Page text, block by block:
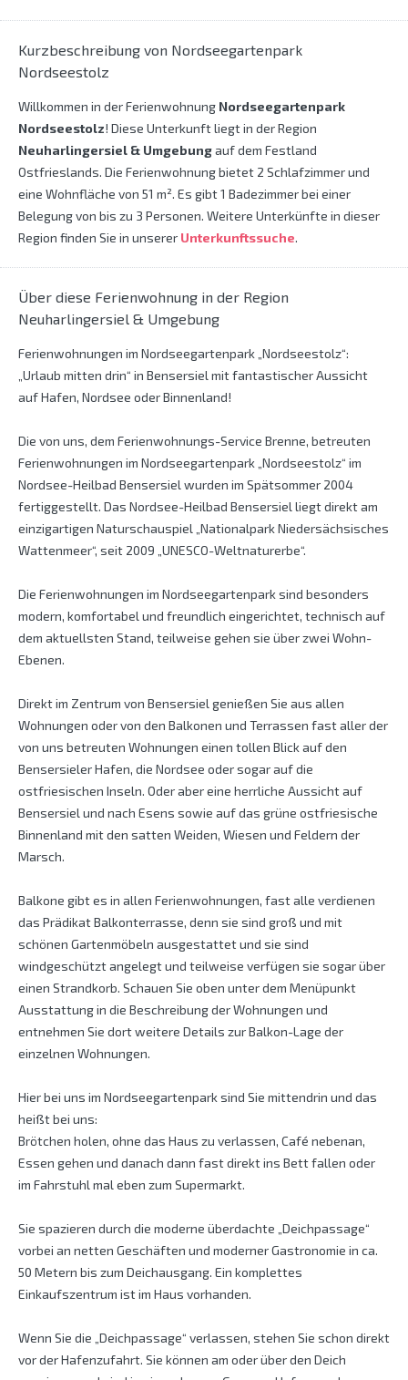
Kurzbeschreibung von Nordseegartenpark
Nordseestolz
Willkommen in der Ferienwohnung Nordseegartenpark
Nordseestolz! Diese Unterkunft liegt in der Region
Neuharlingersiel & Umgebungauf dem Festland
Ostfrieslands. Die Ferienwohnung bietet 2 Schlafzimmer und
eine Wohnfläche von 51 m². Es gibt 1 Badezimmer bei einer
Belegung von bis zu 3 Personen. Weitere Unterkünfte in dieser
Region finden Sie in unserer Unterkunftssuche.
Über diese Ferienwohnung in der Region
Neuharlingersiel & Umgebung
Ferienwohnungen im Nordseegartenpark „Nordseestolz“:
„Urlaub mitten drin“ in Bensersiel mit fantastischer Aussicht
auf Hafen, Nordsee oder Binnenland!
Die von uns, dem Ferienwohnungs-Service Brenne, betreuten
Ferienwohnungen im Nordseegartenpark „Nordseestolz“ im
Nordsee-Heilbad Bensersiel wurden im Spätsommer 2004
fertiggestellt. Das Nordsee-Heilbad Bensersiel liegt direkt am
einzigartigen Naturschauspiel „Nationalpark Niedersächsisches
Wattenmeer“, seit 2009 „UNESCO-Weltnaturerbe“.
Die Ferienwohnungen im Nordseegartenpark sind besonders
modern, komfortabel und freundlich eingerichtet, technisch auf
dem aktuellsten Stand, teilweise gehen sie über zwei Wohn-
Ebenen.
Direkt im Zentrum von Bensersiel genießen Sie aus allen
Wohnungen oder von den Balkonen und Terrassen fast aller der
von uns betreuten Wohnungen einen tollen Blick auf den
Bensersieler Hafen, die Nordsee oder sogar auf die
ostfriesischen Inseln. Oder aber eine herrliche Aussicht auf
Bensersiel und nach Esens sowie auf das grüne ostfriesische
Binnenland mit den satten Weiden, Wiesen und Feldern der
Marsch.
Balkone gibt es in allen Ferienwohnungen, fast alle verdienen
das Prädikat Balkonterrasse, denn sie sind groß und mit
schönen Gartenmöbeln ausgestattet und sie sind
windgeschützt angelegt und teilweise verfügen sie sogar über
einen Strandkorb. Schauen Sie oben unter dem Menüpunkt
Ausstattung in die Beschreibung der Wohnungen und
entnehmen Sie dort weitere Details zur Balkon-Lage der
einzelnen Wohnungen.
Hier bei uns im Nordseegartenpark sind Sie mittendrin und das
heißt bei uns:
Brötchen holen, ohne das Haus zu verlassen, Café nebenan,
Essen gehen und danach dann fast direkt ins Bett fallen oder
im Fahrstuhl mal eben zum Supermarkt.
Sie spazieren durch die moderne überdachte „Deichpassage“
vorbei an netten Geschäften und moderner Gastronomie in ca.
50 Metern bis zum Deichausgang. Ein komplettes
Einkaufszentrum ist im Haus vorhanden.
Wenn Sie die „Deichpassage“ verlassen, stehen Sie schon direkt
vor der Hafenzufahrt. Sie können am oder über den Deich